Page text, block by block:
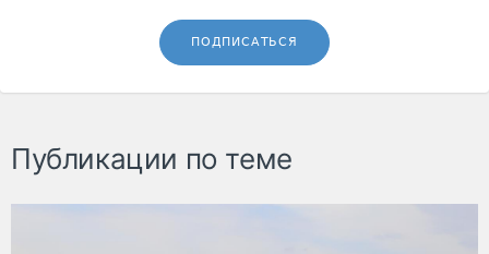
ПОДПИСАТЬСЯ
Публикации по теме